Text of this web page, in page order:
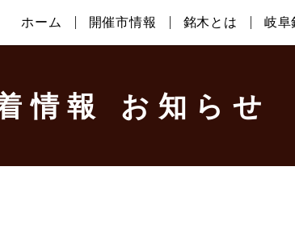
ホーム 開催市情報 銘木とは 岐阜
情報 お知らせ